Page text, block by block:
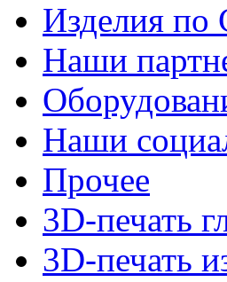
Изделия по
Наши
Наши
Прочее
3D-печать
3D-печать